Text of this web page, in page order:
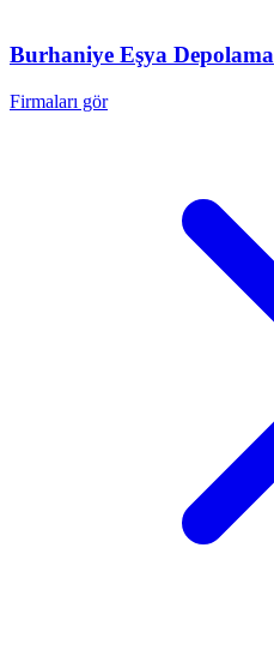
Burhaniye Eşya Depolama
Firmaları gör